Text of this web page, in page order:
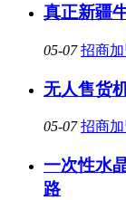
真正新疆
05-07 招商
无人售货
05-07 招商
一次性水
路